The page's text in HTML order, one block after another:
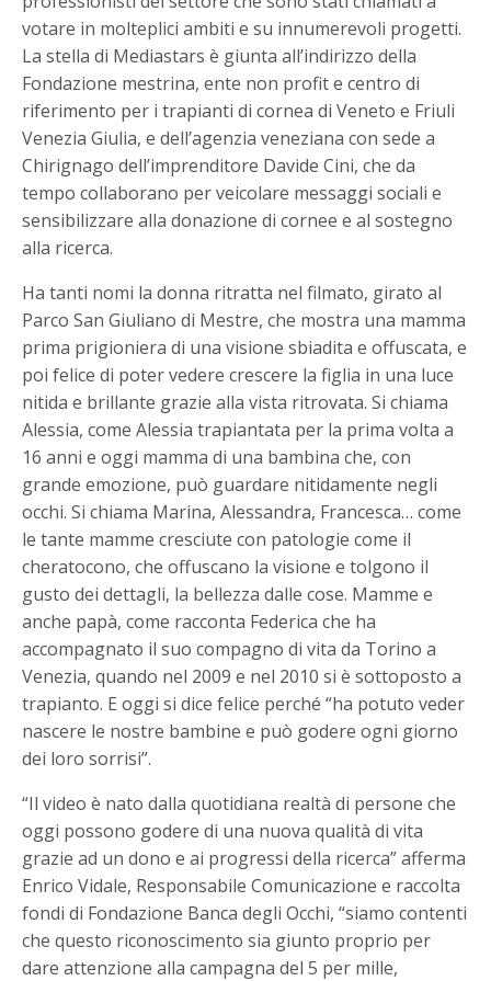
votare in molteplici ambiti e su innumerevoli progetti.
La stella di Mediastars è giunta all’indirizzo della
Fondazione mestrina, ente non profit e centro di
riferimento per i trapianti di cornea di Veneto e Friuli
Venezia Giulia, e dell’agenzia veneziana con sede a
Chirignago dell’imprenditore Davide Cini, che da
tempo collaborano per veicolare messaggi sociali e
sensibilizzare alla donazione di cornee e al sostegno
alla ricerca.
Ha tanti nomi la donna ritratta nel filmato, girato al
Parco San Giuliano di Mestre, che mostra una mamma
prima prigioniera di una visione sbiadita e offuscata, e
poi felice di poter vedere crescere la figlia in una luce
nitida e brillante grazie alla vista ritrovata. Si chiama
Alessia, come Alessia trapiantata per la prima volta a
16 anni e oggi mamma di una bambina che, con
grande emozione, può guardare nitidamente negli
occhi. Si chiama Marina, Alessandra, Francesca… come
le tante mamme cresciute con patologie come il
cheratocono, che offuscano la visione e tolgono il
gusto dei dettagli, la bellezza dalle cose. Mamme e
anche papà, come racconta Federica che ha
accompagnato il suo compagno di vita da Torino a
Venezia, quando nel 2009 e nel 2010 si è sottoposto a
trapianto. E oggi si dice felice perché “ha potuto veder
nascere le nostre bambine e può godere ogni giorno
dei loro sorrisi”.
“Il video è nato dalla quotidiana realtà di persone che
oggi possono godere di una nuova qualità di vita
grazie ad un dono e ai progressi della ricerca” afferma
Enrico Vidale, Responsabile Comunicazione e raccolta
fondi di Fondazione Banca degli Occhi, “siamo contenti
che questo riconoscimento sia giunto proprio per
dare attenzione alla campagna del 5 per mille,